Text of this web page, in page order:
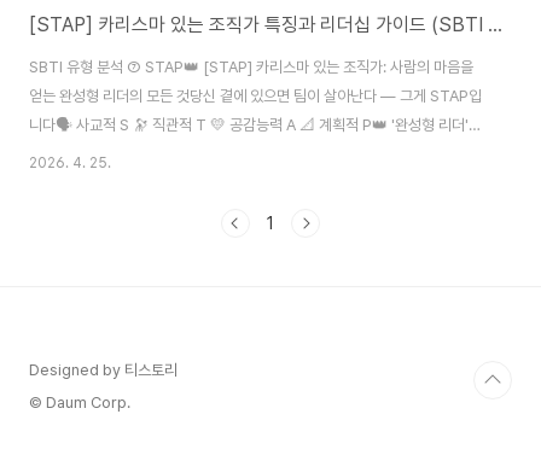
[STAP] 카리스마 있는 조직가 특징과 리더십 가이드 (SBTI 결과 분석)
SBTI 유형 분석 ⑦ STAP👑 [STAP] 카리스마 있는 조직가: 사람의 마음을
얻는 완성형 리더의 모든 것당신 곁에 있으면 팀이 살아난다 — 그게 STAP입
니다🗣️ 사교적 S 🔭 직관적 T 💛 공감능력 A 📐 계획적 P👑 '완성형 리더'란
무엇인가 — STAP이 그 답입니다팀장이 바뀌었는데 팀 분위기가 완전히 달라
기차지고, 결과물이 좋아지는 그런 경험.높은 확률로 그 리더는 STAP이었을
2026. 4. 25.
1
Designed by 티스토리
© Daum Corp.